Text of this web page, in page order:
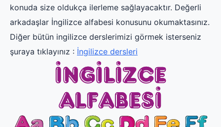
konuda size oldukça ilerleme sağlayacaktır. Değerli
arkadaşlar İngilizce alfabesi konusunu okumaktasınız.
Diğer bütün ingilizce derslerimizi görmek isterseniz
şuraya tıklayınız : İngilizce dersleri